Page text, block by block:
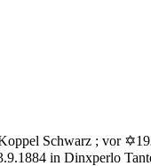
Schwarz ; vor
in Dinxperlo